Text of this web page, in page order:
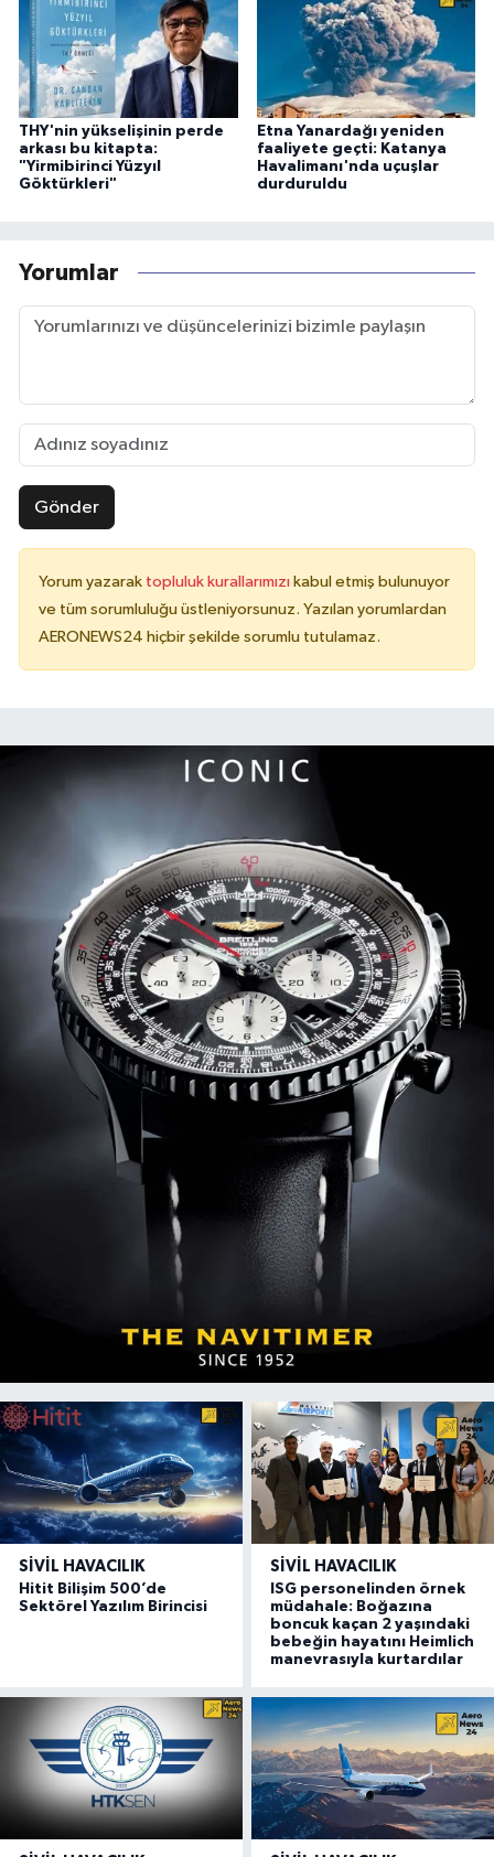
THY'nin yükselişinin perde
arkası bu kitapta:
"Yirmibirinci Yüzyıl
Göktürkleri"
Etna Yanardağı yeniden
faaliyete geçti: Katanya
Havalimanı'nda uçuşlar
durduruldu
Yorumlar
Gönder
Yorum yazarak topluluk kurallarımızı kabul etmiş bulunuyor
ve tüm sorumluluğu üstleniyorsunuz. Yazılan yorumlardan
AERONEWS24 hiçbir şekilde sorumlu tutulamaz.
SIVIL HAVACILIK
Hitit Bilişim 500’de
Sektörel Yazılım Birincisi
SIVIL HAVACILIK
ISG personelinden örnek
müdahale: Boğazına
boncuk kaçan 2 yaşındaki
bebeğin hayatını Heimlich
manevrasıyla kurtardılar